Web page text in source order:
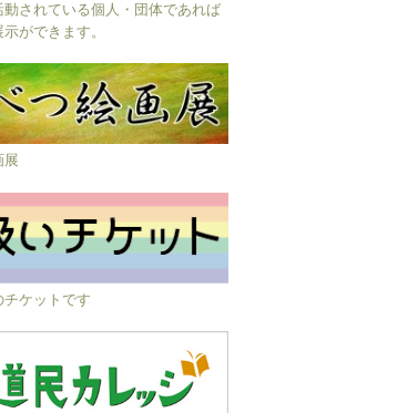
されている個人・団体であれば
ができます。
展
ケットです